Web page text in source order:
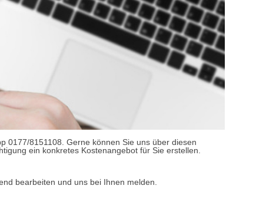
0177/8151108. Gerne können Sie uns über diesen
ein konkretes Kostenangebot für Sie erstellen.
bearbeiten und uns bei Ihnen melden.